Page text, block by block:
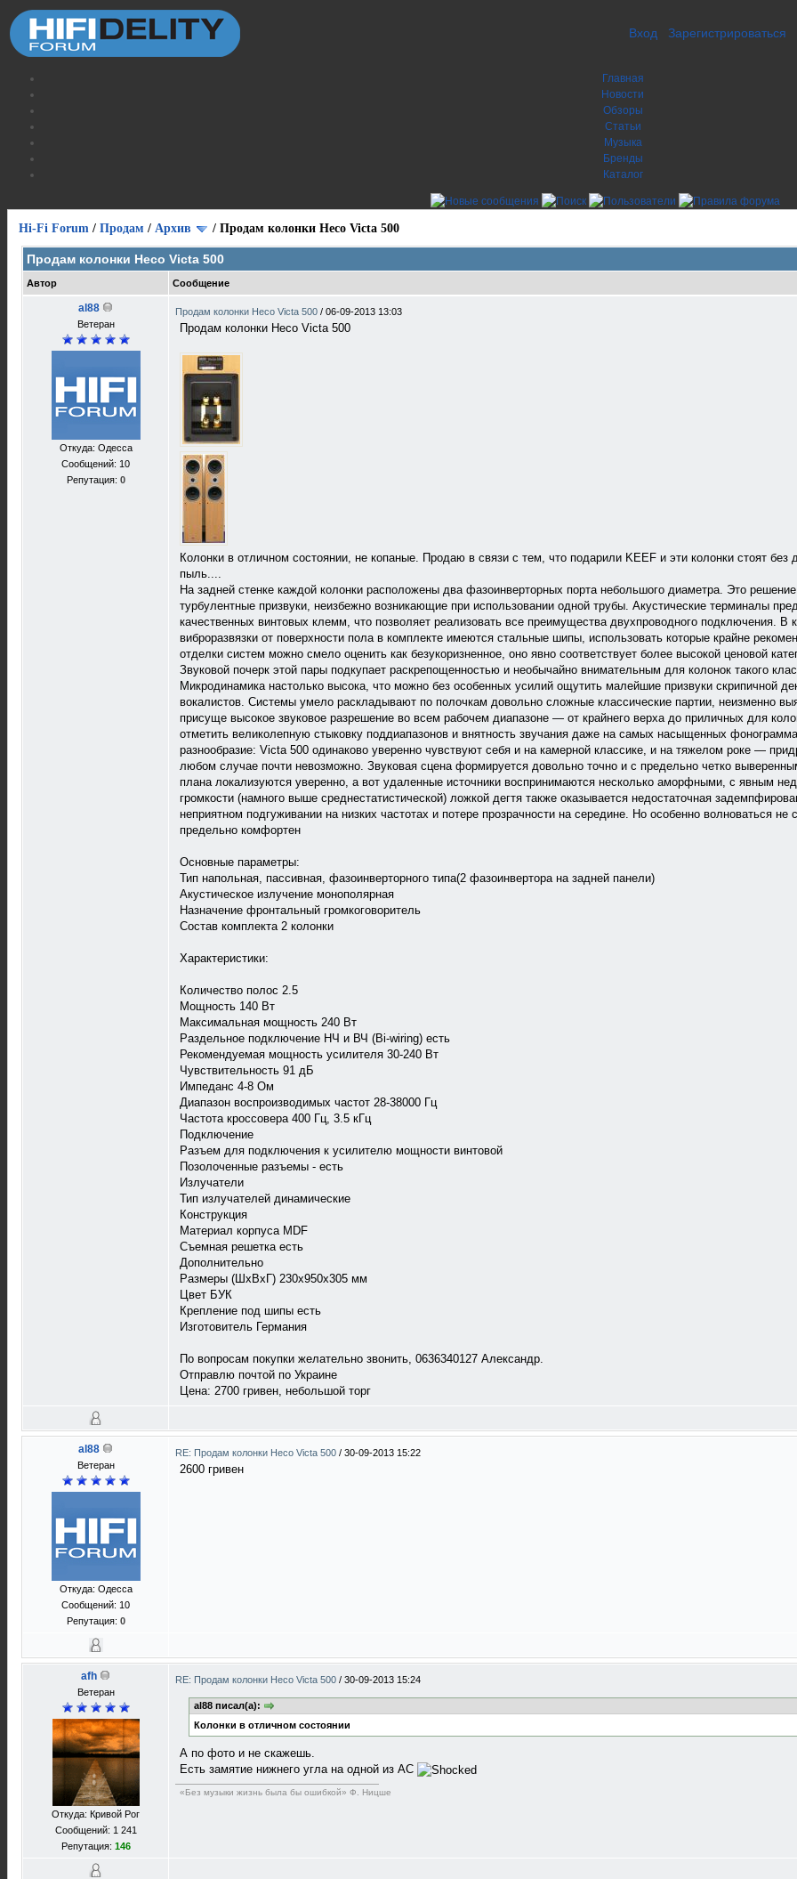
Вход Зарегистрироваться
Главная
Новости
Обзоры
Статьи
Музыка
Бренды
Каталог
Hi-Fi Forum / Продам / Архив / Продам колонки Heco Victa 500
Продам колонки Heco Victa 500
Автор Сообщение
al88
Ветеран
Откуда: Одесса
Сообщений: 10
Репутация: 0
Продам колонки Heco Victa 500 / 06-09-2013 13:03
Продам колонки Heco Victa 500
Колонки в отличном состоянии, не копаные. Продаю в связи с тем, что подарили KEEF и эти колонки стоят без
пыль....
На задней стенке каждой колонки расположены два фазоинверторных порта небольшого диаметра. Это
турбулентные призвуки, неизбежно возникающие при использовании одной трубы. Акустические терминалы
качественных винтовых клемм, что позволяет реализовать все преимущества двухпроводного подключения. В
виброразвязки от поверхности пола в комплекте имеются стальные шипы, использовать которые крайне
отделки систем можно смело оценить как безукоризненное, оно явно соответствует более высокой ценовой
Звуковой почерк этой пары подкупает раскрепощенностью и необычайно внимательным для колонок такого
Микродинамика настолько высока, что можно без особенных усилий ощутить малейшие призвуки скрипичной
вокалистов. Системы умело раскладывают по полочкам довольно сложные классические партии, неизменно
присуще высокое звуковое разрешение во всем рабочем диапазоне — от крайнего верха до приличных для
отметить великолепную стыковку поддиапазонов и внятность звучания даже на самых насыщенных
разнообразие: Victa 500 одинаково уверенно чувствуют себя и на камерной классике, и на тяжелом роке —
любом случае почти невозможно. Звуковая сцена формируется довольно точно и с предельно четко
плана локализуются уверенно, а вот удаленные источники воспринимаются несколько аморфными, с явным
громкости (намного выше среднестатистической) ложкой дегтя также оказывается недостаточная
неприятном подгуживании на низких частотах и потере прозрачности на середине. Но особенно волноваться
предельно комфортен
Основные параметры:
Тип напольная, пассивная, фазоинверторного типа(2 фазоинвертора на задней панели)
Акустическое излучение монополярная
Назначение фронтальный громкоговоритель
Состав комплекта 2 колонки
Характеристики:
Количество полос 2.5
Мощность 140 Вт
Максимальная мощность 240 Вт
Раздельное подключение НЧ и ВЧ (Bi-wiring) есть
Рекомендуемая мощность усилителя 30-240 Вт
Чувствительность 91 дБ
Импеданс 4-8 Ом
Диапазон воспроизводимых частот 28-38000 Гц
Частота кроссовера 400 Гц, 3.5 кГц
Подключение
Разъем для подключения к усилителю мощности винтовой
Позолоченные разъемы - есть
Излучатели
Тип излучателей динамические
Конструкция
Материал корпуса MDF
Съемная решетка есть
Дополнительно
Размеры (ШхВхГ) 230x950x305 мм
Цвет БУК
Крепление под шипы есть
Изготовитель Германия
По вопросам покупки желательно звонить, 0636340127 Александр.
Отправлю почтой по Украине
Цена: 2700 гривен, небольшой торг
al88
Ветеран
Откуда: Одесса
Сообщений: 10
Репутация: 0
RE: Продам колонки Heco Victa 500 / 30-09-2013 15:22
2600 гривен
afh
Ветеран
Откуда: Кривой Рог
Сообщений: 1 241
Репутация: 146
RE: Продам колонки Heco Victa 500 / 30-09-2013 15:24
al88 писал(а):
Колонки в отличном состоянии
А по фото и не скажешь.
Есть замятие нижнего угла на одной из АС
«Без музыки жизнь была бы ошибкой» Ф. Ницше